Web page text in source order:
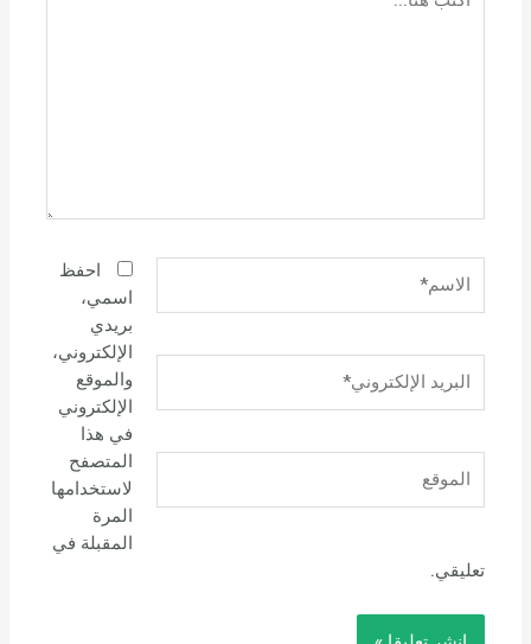
هنا...
الإلكتروني*
احفظ
اسمي،
بريدي
الإلكتروني،
والموقع
الإلكتروني
في هذا
المتصفح
لاستخدامها
المرة
المقبلة في
تعليقي.